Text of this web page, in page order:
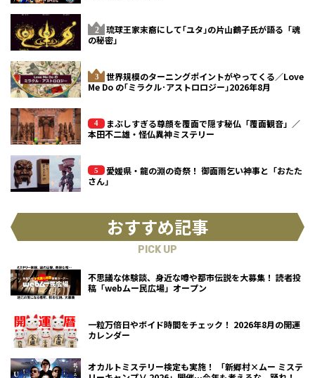
琉球王家末裔にして｢ユタ｣の片山鶴子氏が語る「魂
の秘密」
世界規模のターニングポイントがやってくる／Love
Me Do の｢ミラクル･アストロロジー｣2026年8月
まぶしすぎる尊顔を覆面で隠す秘仏「覆面観音」／
本田不二雄・怪仏異神ミステリー
愛媛県・龍の淵の奇祭！ 御面雨乞い神事と「おたた
さん」
おすすめ記事
PICK UP
不思議な体験談、身近な噂や都市伝説を大募集！ 読者投
稿「webムー民広場」オープン
一粒万倍日やボイド時間をチェック！ 2026年8月の開運
カレンダー
オカルトミステリー検定も実施！ 「新郷村×ムー ミステ